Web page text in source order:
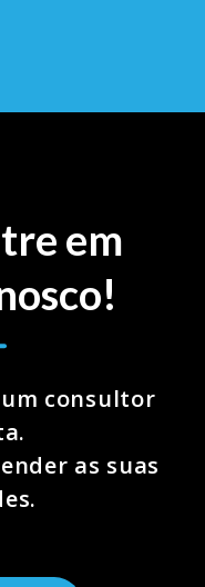
em
consultor
as suas